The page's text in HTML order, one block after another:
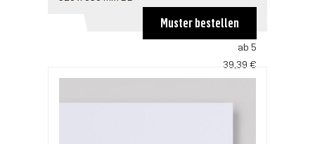
59,64 €
ab 5
39,39 €
37,63 €
Muster bestellen